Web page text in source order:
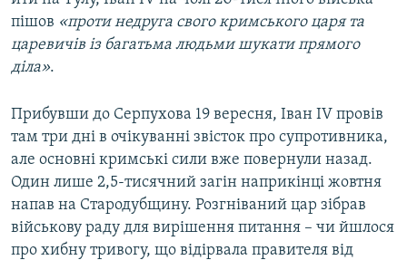
пішов «проти недруга свого кримського царя та
царевичів із багатьма людьми шукати прямого
діла».
Прибувши до Серпухова 19 вересня, Іван IV провів
там три дні в очікуванні звісток про супротивника,
але основні кримські сили вже повернули назад.
Один лише 2,5-тисячний загін наприкінці жовтня
напав на Стародубщину. Розгніваний цар зібрав
військову раду для вирішення питання – чи йшлося
про хибну тривогу, що відірвала правителя від